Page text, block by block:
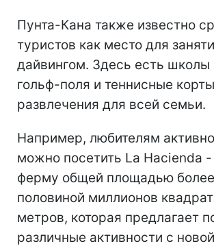
Пунта-Кана также известно
туристов как место для
дайвингом. Здесь есть школы
гольф-поля и теннисные
развлечения для всей семьи.
Например, любителям
можно посетить La Hacienda
ферму общей площадью
половиной миллионов
метров, которая предлагает
различные активности с